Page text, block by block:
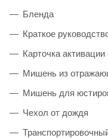
Бленда
Краткое
Карточка
Мишень из
Мишень для
Чехол от дождя